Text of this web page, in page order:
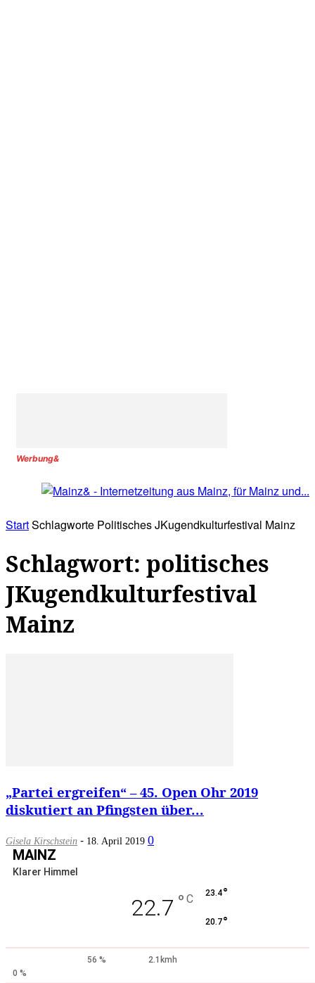
Werbung&
StartSchlagworte Politisches JKugendkulturfestival Mainz
Schlagwort: politisches
JKugendkulturfestival
Mainz
„Partei ergreifen“ – 45. Open Ohr 2019
diskutiert an Pfingsten über...
Gisela Kirschstein - 18. April 2019 0
MAINZ
Klarer Himmel
22.7 ° C 23.4°
20.7°
56 %
2.1kmh
0 %